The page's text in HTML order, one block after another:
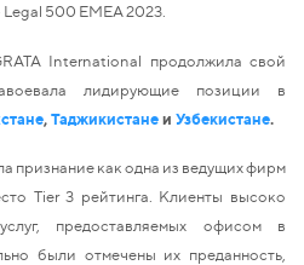
500 EMEA 2023.
International продолжила свой
лидирующие позиции в
,Таджикистанеи Узбекистане.
признание как одна из ведущих фирм
Tier 3 рейтинга. Клиенты высоко
предоставляемых офисом в
были отмечены их преданность,